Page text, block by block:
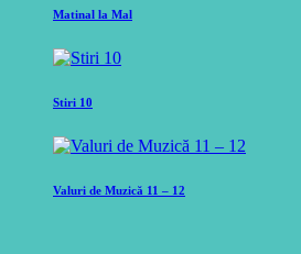
Matinal la Mal
Stiri 10
Valuri de Muzică 11 – 12